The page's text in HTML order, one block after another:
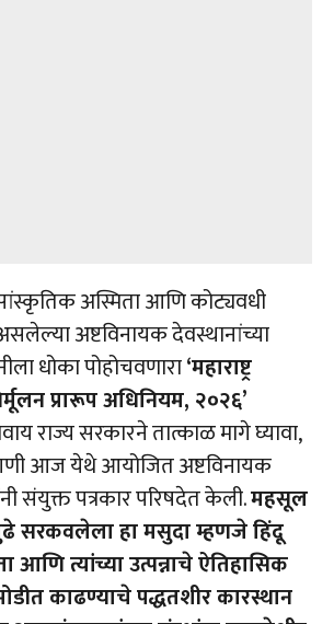
सांस्कृतिक अस्मिता आणि कोट्यवधी
अष्टविनायक देवस्थानांच्या
धोका पोहोचवणारा‘महाराष्ट्र
प्रारूप अधिनियम, २०२६’
राज्य सरकारने तात्काळ मागे घ्यावा,
आज येथे आयोजित अष्टविनायक
संयुक्त पत्रकार परिषदेत केली.महसूल
सरकवलेला हा मसुदा म्हणजे हिंदू
आणि त्यांच्या उत्पन्नाचे ऐतिहासिक
काढण्याचे पद्धतशीर कारस्थान